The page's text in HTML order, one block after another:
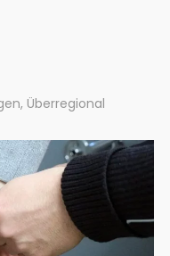
, Überregional